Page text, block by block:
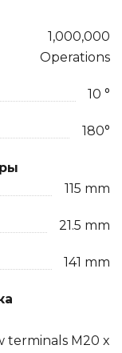
1,000,000
Operations
10 °
180°
115 mm
21.5 mm
141 mm
terminals M20 x